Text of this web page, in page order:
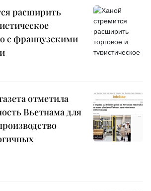
расширить
с французскими
отметила
Вьетнама для